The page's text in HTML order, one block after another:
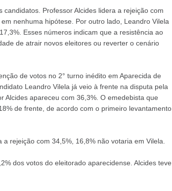
Professor Alcides lidera a rejeição com
nenhuma hipótese. Por outro lado, Leandro Vilela
Esses números indicam que a resistência ao
de atrair novos eleitores ou reverter o cenário
de votos no 2° turno inédito em Aparecida de
Leandro Vilela já veio à frente na disputa pela
Alcides apareceu com 36,3%. O emedebista que
de frente, de acordo com o primeiro levantamento
rejeição com 34,5%, 16,8% não votaria em Vilela.
dos votos do eleitorado aparecidense. Alcides teve